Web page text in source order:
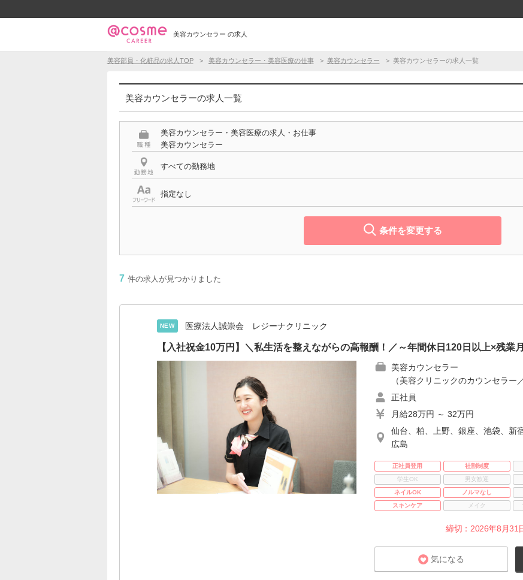
美容カウンセラー の求人
美容部員・化粧品の求人TOP 美容カウンセラー・美容医療の仕事 美容カウンセラー 美容カウンセラーの求人一覧
美容カウンセラーの求人一覧
美容カウンセラー・美容医療の求人・お仕事
美容カウンセラー
すべての勤務地
指定なし
条件を変更する
7 件の求人が見つかりました
NEW 医療法人誠崇会 レジーナクリニック
【入社祝金10万円】＼私生活を整えながらの高報酬！／～年間休日120日以上×残業
美容カウンセラー
（美容クリニックのカウンセラー
正社員
月給28万円 ～ 32万円
仙台、柏、上野、銀座、池袋、新
広島
正社員登用 社割制度
学生OK
男女歓迎
ネイルOK
ノルマなし
スキンケア
メイク
締切：2026年8月31
気になる